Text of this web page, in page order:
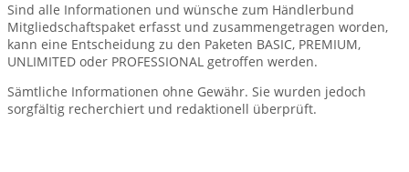
Sind alle Informationen und wünsche zum Händlerbund
Mitgliedschaftspaket erfasst und zusammengetragen worden,
kann eine Entscheidung zu den Paketen BASIC, PREMIUM,
UNLIMITED oder PROFESSIONAL getroffen werden.
Sämtliche Informationen ohne Gewähr. Sie wurden jedoch
sorgfältig recherchiert und redaktionell überprüft.